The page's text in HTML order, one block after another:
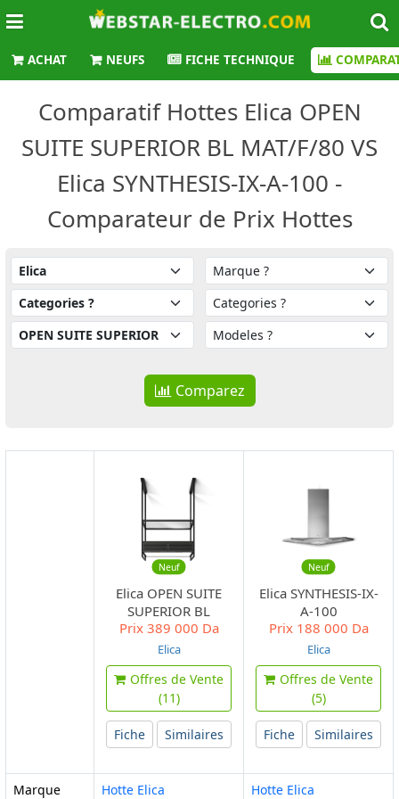
ACHAT NEUFS FICHE TECHNIQUE
Comparatif Hottes Elica OPEN
SUITE SUPERIOR BL MAT/F/80 VS
Elica SYNTHESIS-IX-A-100 -
Comparateur de Prix Hottes
Comparez
Neuf
Elica OPEN SUITE
SUPERIOR BL
MAT/F/80
Prix389 000 Da
Elica
Offres de Vente
(11)
Fiche Similaires
Neuf
Elica SYNTHESIS-IX-
A-100
Prix188 000 Da
Elica
Offres de Vente
(5)
Fiche Similaires
Marque Hotte Elica Hotte Elica